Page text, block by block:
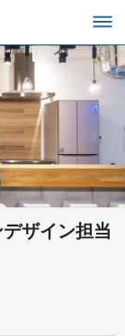
ザイン担当